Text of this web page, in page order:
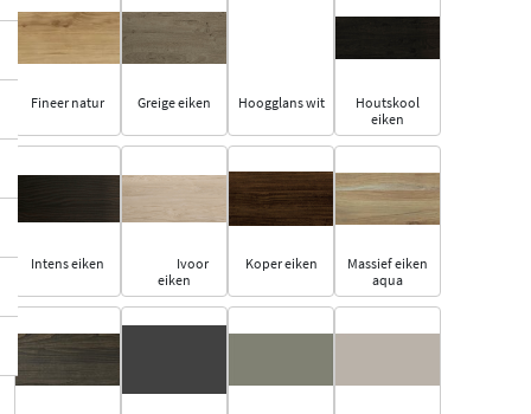
Fineer natur Greige eiken Hoogglans wit
Houtskool
eiken
Intens eiken
Ivoor
eiken
Koper eiken
Massief eiken
aqua